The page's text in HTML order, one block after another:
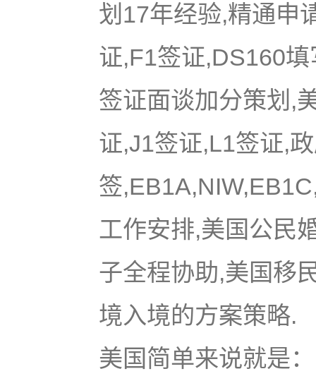
划17年经验,精通申
证,F1签证,DS160
签证面谈加分策划,
证,J1签证,L1签证,
签
工作安排,美国公民
子全程协助,美国移
境入境的方案策略.
美国简单来说就是